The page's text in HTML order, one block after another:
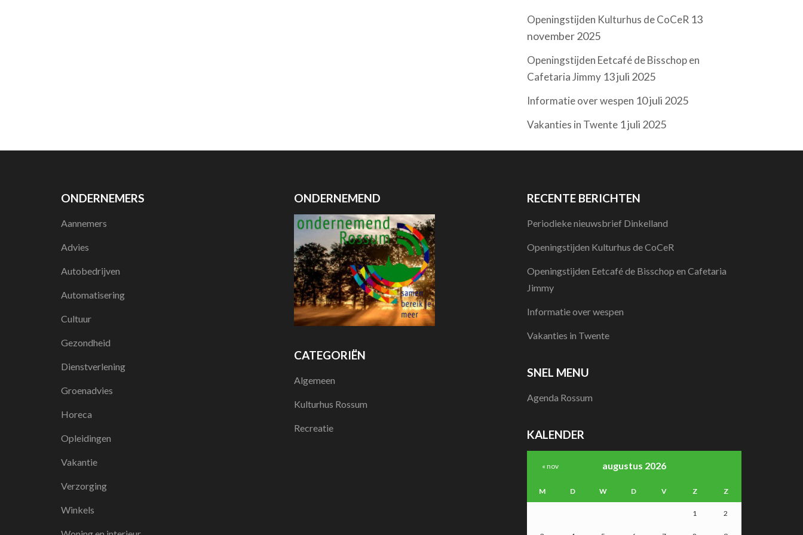
Openingstijden Kulturhus de CoCeR 13
november 2025
Openingstijden Eetcafé de Bisschop en
Cafetaria Jimmy 13 juli 2025
Informatie over wespen 10 juli 2025
Vakanties in Twente 1 juli 2025
ONDERNEMERS
Aannemers
Advies
Autobedrijven
Automatisering
Cultuur
Gezondheid
Dienstverlening
Groenadvies
Horeca
Opleidingen
Vakantie
Verzorging
Winkels
ONDERNEMEND
CATEGORIËN
Algemeen
Kulturhus Rossum
Recreatie
RECENTE BERICHTEN
Periodieke nieuwsbrief Dinkelland
Openingstijden Kulturhus de CoCeR
Openingstijden Eetcafé de Bisschop en Cafetaria
Jimmy
Informatie over wespen
Vakanties in Twente
SNEL MENU
Agenda Rossum
KALENDER
augustus 2026
M D W D V Z Z
1 2
« nov